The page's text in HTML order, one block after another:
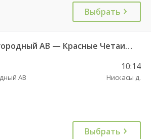
Выбрать
Чебоксары Пригородный АВ — Красные Четаи с. ДКП ч/з Нискасы д. 533
АВ
10:14
Нискасы д.
Выбрать